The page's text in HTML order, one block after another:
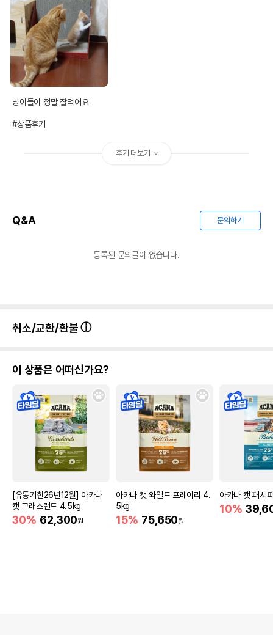
냥이들이 정말 잘먹어요
#상품후기
후기 더보기
Q&A 문의하기
등록된 문의글이 없습니다.
취소/교환/환불
이 상품은 어떠신가요?
[유통기한26년12월] 아카나
캣 그래스랜드 4.5kg
30% 62,300원
아카나 캣 와일드 프레이리 4.
5kg
15% 75,650원
아카나 캣 패시
10%